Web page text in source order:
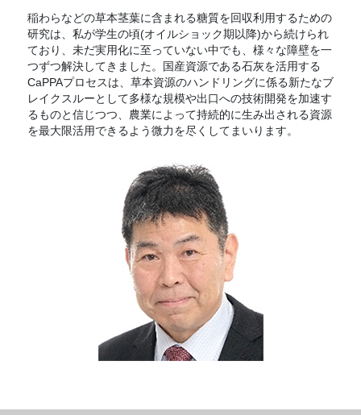
稲わらなどの草本茎葉に含まれる糖質を回収利用するための
研究は、私が学生の頃(オイルショック期以降)から続けられ
ており、未だ実用化に至っていない中でも、様々な障壁を一
つずつ解決してきました。国産資源である石灰を活用する
CaPPAプロセスは、草本資源のハンドリングに係る新たなブ
レイクスルーとして多様な規模や出口への技術開発を加速す
るものと信じつつ、農業によって持続的に生み出される資源
を最大限活用できるよう微力を尽くしてまいります。